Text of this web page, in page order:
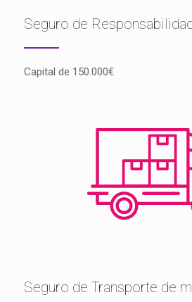
Seguro de
Capital de 150.000€
Seguro de Transporte de